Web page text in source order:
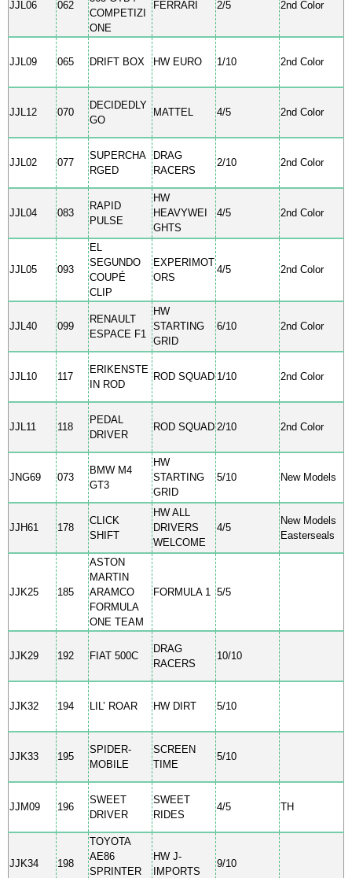
JJL06 062
COMPETIZI
ONE
FERRARI 2/5 2nd Color
JJL09 065 DRIFT BOX HW EURO 1/10 2nd Color
JJL12 070
DECIDEDLY
GO
MATTEL 4/5 2nd Color
JJL02 077
SUPERCHA
RGED
DRAG
RACERS
2/10 2nd Color
JJL04 083
RAPID
PULSE
HW
HEAVYWEI
GHTS
4/5 2nd Color
JJL05 093
EL
SEGUNDO
COUPÉ
CLIP
EXPERIMOT
ORS
4/5 2nd Color
JJL40 099
RENAULT
ESPACE F1
HW
STARTING
GRID
6/10 2nd Color
JJL10 117
ERIKENSTE
IN ROD
ROD SQUAD 1/10 2nd Color
JJL11 118
PEDAL
DRIVER
ROD SQUAD 2/10 2nd Color
JNG69 073
BMW M4
GT3
HW
STARTING
GRID
5/10 New Models
JJH61 178
CLICK
SHIFT
HW ALL
DRIVERS
WELCOME
4/5
New Models
Easterseals
JJK25 185
ASTON
MARTIN
ARAMCO
FORMULA
ONE TEAM
FORMULA 1 5/5
JJK29 192 FIAT 500C
DRAG
RACERS
10/10
JJK32 194 LIL’ ROAR HW DIRT 5/10
JJK33 195
SPIDER-
MOBILE
SCREEN
TIME
5/10
JJM09 196
SWEET
DRIVER
SWEET
RIDES
4/5 TH
JJK34 198
TOYOTA
AE86
SPRINTER
HW J-
IMPORTS
9/10